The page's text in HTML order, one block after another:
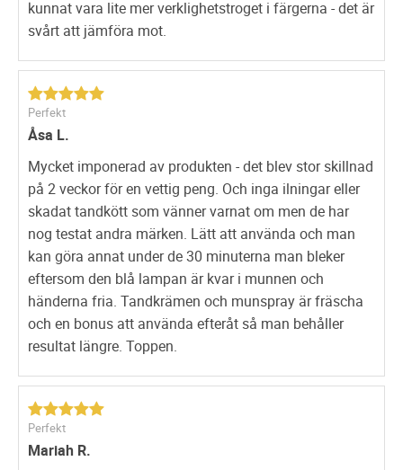
kunnat vara lite mer verklighetstroget i färgerna - det är
svårt att jämföra mot.
Perfekt
Åsa L.
Mycket imponerad av produkten - det blev stor skillnad
på 2 veckor för en vettig peng. Och inga ilningar eller
skadat tandkött som vänner varnat om men de har
nog testat andra märken. Lätt att använda och man
kan göra annat under de 30 minuterna man bleker
eftersom den blå lampan är kvar i munnen och
händerna fria. Tandkrämen och munspray är fräscha
och en bonus att använda efteråt så man behåller
resultat längre. Toppen.
Perfekt
Mariah R.